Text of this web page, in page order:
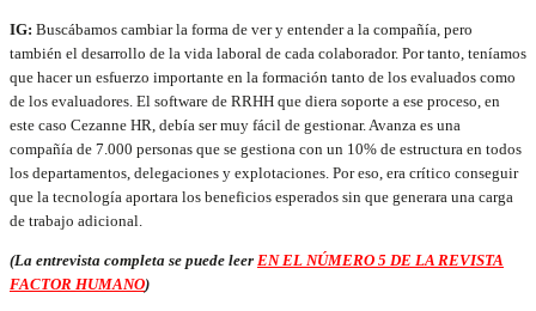
IG: Buscábamos cambiar la forma de ver y entender a la compañía, pero
también el desarrollo de la vida laboral de cada colaborador. Por tanto, teníamos
que hacer un esfuerzo importante en la formación tanto de los evaluados como
de los evaluadores. El software de RRHH que diera soporte a ese proceso, en
este caso Cezanne HR, debía ser muy fácil de gestionar. Avanza es una
compañía de 7.000 personas que se gestiona con un 10% de estructura en todos
los departamentos, delegaciones y explotaciones. Por eso, era crítico conseguir
que la tecnología aportara los beneficios esperados sin que generara una carga
de trabajo adicional.
(La entrevista completa se puede leer EN EL NÚMERO 5 DE LA REVISTA
FACTOR HUMANO)